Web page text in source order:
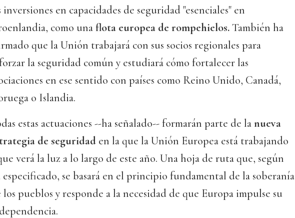
inversiones en capacidades de seguridad "esenciales" en
como unaflota europea de rompehielos.También ha
que la Unión trabajará con sus socios regionales para
la seguridad común y estudiará cómo fortalecer las
en ese sentido con países como Reino Unido, Canadá,
o Islandia.
estas actuaciones --ha señalado-- formarán parte de lanueva
de seguridad en la que la Unión Europea está trabajando
verá la luz a lo largo de este año. Una hoja de ruta que, según
especificado, se basará en el principio fundamental de la soberanía
los pueblos y responde a la necesidad de que Europa impulse su